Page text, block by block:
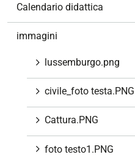
Calendario didattica
immagini
lussemburgo.png
civile_foto testa.PNG
Cattura.PNG
foto testo1.PNG